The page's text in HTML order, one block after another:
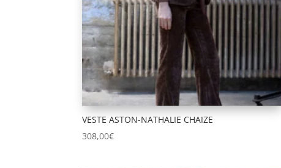
VESTE ASTON-NATHALIE CHAIZE
308,00€